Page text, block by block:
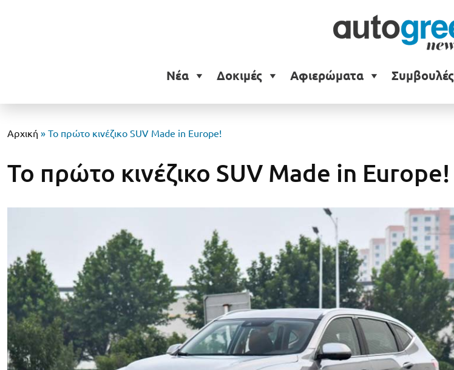
Νέα Δοκιμές Αφιερώματα Συμβουλές
Αρχική » Το πρώτο κινέζικο SUV Made in Europe!
Το πρώτο κινέζικο SUV Made in Europe!